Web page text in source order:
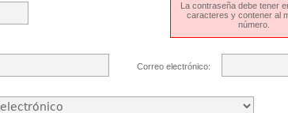
La contraseña debe tener
caracteres y contener al
número.
Correo electrónico: